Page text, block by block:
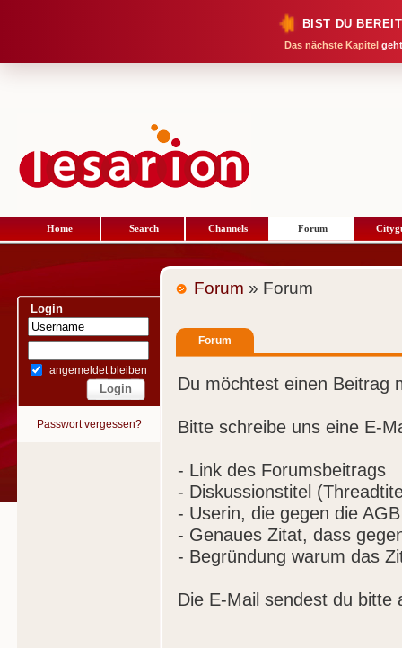
BIST DU
Das nächste Kapitel
Home Search Channels Forum
Login
angemeldet bleiben
Passwort vergessen?
Forum » Forum
Forum
Du möchtest einen Beitrag
Bitte schreibe uns eine E-
- Link des Forumsbeitrags
- Diskussionstitel
- Userin, die gegen die
- Genaues Zitat, dass
- Begründung warum das
Die E-Mail sendest du bitte